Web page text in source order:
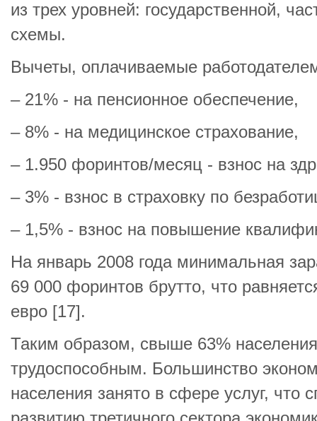
из трех уровней: государственной,
схемы.
Вычеты, оплачиваемые
– 21% - на пенсионное обеспечение,
– 8% - на медицинское страхование,
– 1.950 форинтов/месяц - взнос на
– 3% - взнос в страховку по
– 1,5% - взнос на повышение
На январь 2008 года минимальная
69 000 форинтов брутто, что
евро [17].
Таким образом, свыше 63%
трудоспособным. Большинство
населения занято в сфере услуг, что